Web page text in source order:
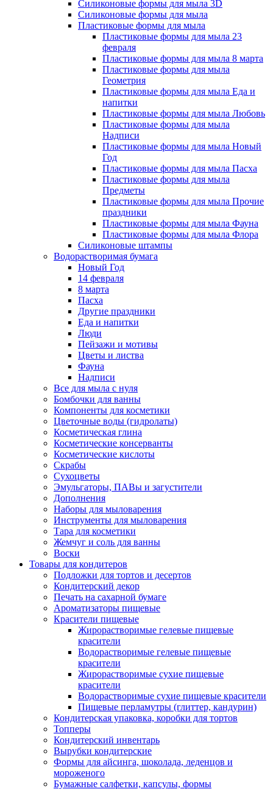
Силиконовые формы для мыла 3D
Силиконовые формы для мыла
Пластиковые формы для мыла
Пластиковые формы для мыла 23
февраля
Пластиковые формы для мыла 8 марта
Пластиковые формы для мыла
Геометрия
Пластиковые формы для мыла Еда и
напитки
Пластиковые формы для мыла Любовь
Пластиковые формы для мыла
Надписи
Пластиковые формы для мыла Новый
Год
Пластиковые формы для мыла Пасха
Пластиковые формы для мыла
Предметы
Пластиковые формы для мыла Прочие
праздники
Пластиковые формы для мыла Фауна
Пластиковые формы для мыла Флора
Силиконовые штампы
Водорастворимая бумага
Новый Год
14 февраля
8 марта
Пасха
Другие праздники
Еда и напитки
Люди
Пейзажи и мотивы
Цветы и листва
Фауна
Надписи
Все для мыла с нуля
Бомбочки для ванны
Компоненты для косметики
Цветочные воды (гидролаты)
Косметическая глина
Косметические консерванты
Косметические кислоты
Скрабы
Сухоцветы
Эмульгаторы, ПАВы и загустители
Дополнения
Наборы для мыловарения
Инструменты для мыловарения
Тара для косметики
Жемчуг и соль для ванны
Воски
Товары для кондитеров
Подложки для тортов и десертов
Кондитерский декор
Печать на сахарной бумаге
Ароматизаторы пищевые
Красители пищевые
Жирорастворимые гелевые пищевые
красители
Водорастворимые гелевые пищевые
красители
Жирорастворимые сухие пищевые
красители
Водорастворимые сухие пищевые красители
Пищевые перламутры (глиттер, кандурин)
Кондитерская упаковка, коробки для тортов
Топперы
Кондитерский инвентарь
Вырубки кондитерские
Формы для айсинга, шоколада, леденцов и
мороженого
Бумажные салфетки, капсулы, формы